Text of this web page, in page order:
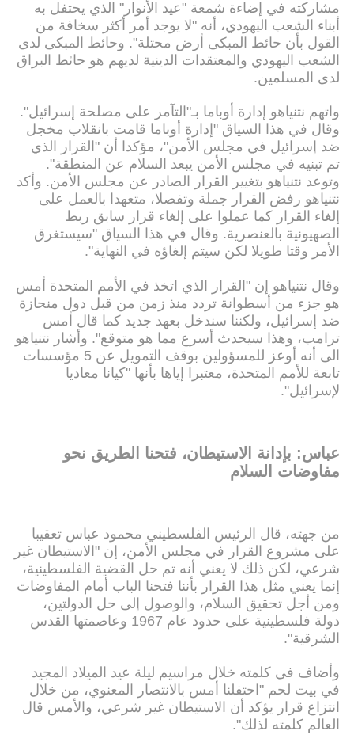
مشاركته في إضاءة شمعة "عيد الأنوار" الذي يحتفل به
أبناء الشعب اليهودي، أنه "لا يوجد أمر أكثر سخافة من
القول بأن حائط المبكى أرض محتلة". وحائط المبكى لدى
الشعب اليهودي والمعتقدات الدينية لديهم هو حائط البراق
لدى المسلمين.
واتهم نتنياهو إدارة أوباما بـ"التآمر على مصلحة إسرائيل".
وقال في هذا السياق "إدارة أوباما قامت بانقلاب مخجل
ضد إسرائيل في مجلس الأمن"، مؤكدا أن "القرار الذي
تم تبنيه في مجلس الأمن يبعد السلام عن المنطقة".
وتوعد نتنياهو بتغيير القرار الصادر عن مجلس الأمن. وأكد
نتنياهو رفض القرار جملة وتفصلا، متعهدا بالعمل على
إلغاء القرار كما عملوا على إلغاء قرار سابق ربط
الصهيونية بالعنصرية. وقال في هذا السياق "سيستغرق
الأمر وقتا طويلا لكن سيتم إلغاؤه في النهاية".
وقال نتنياهو إن "القرار الذي اتخذ في الأمم المتحدة أمس
هو جزء من أسطوانة تردد منذ زمن من قبل دول منحازة
ضد إسرائيل، ولكننا سندخل بعهد جديد كما قال أمس
ترامب، وهذا سيحدث أسرع مما هو متوقع". وأشار نتنياهو
الى أنه أوعز للمسؤولين بوقف التمويل عن 5 مؤسسات
تابعة للأمم المتحدة، معتبرا إياها بأنها "كيانا معاديا
لإسرائيل".
عباس: بإدانة الاستيطان، فتحنا الطريق نحو
مفاوضات السلام
من جهته، قال الرئيس الفلسطيني محمود عباس تعقيبا
على مشروع القرار في مجلس الأمن، إن "الاستيطان غير
شرعي، لكن ذلك لا يعني أنه تم حل القضية الفلسطينية،
إنما يعني مثل هذا القرار بأننا فتحنا الباب أمام المفاوضات
ومن أجل تحقيق السلام، والوصول إلى حل الدولتين،
دولة فلسطينية على حدود عام 1967 وعاصمتها القدس
الشرقية".
وأضاف في كلمته خلال مراسيم ليلة عيد الميلاد المجيد
في بيت لحم "احتفلنا أمس بالانتصار المعنوي، من خلال
انتزاع قرار يؤكد أن الاستيطان غير شرعي، والأمس قال
العالم كلمته لذلك".